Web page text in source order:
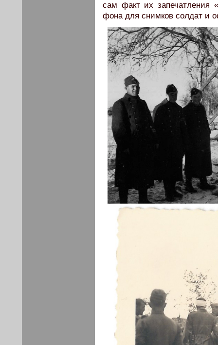
сам факт их запечатления
фона для снимков солдат и